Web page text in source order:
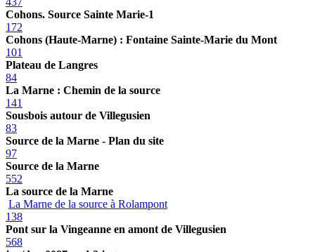
Cohons. Source Sainte Marie-1
172
Cohons (Haute-Marne) : Fontaine Sainte-Marie du Mont
101
Plateau de Langres
84
La Marne : Chemin de la source
141
Sousbois autour de Villegusien
83
Source de la Marne - Plan du site
97
Source de la Marne
552
La source de la Marne
La Marne de la source à Rolampont
138
Pont sur la Vingeanne en amont de Villegusien
568